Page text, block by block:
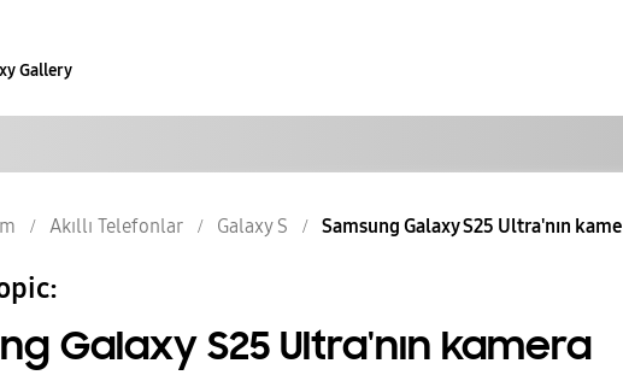
Gallery
Akıllı Telefonlar Galaxy S Samsung Galaxy S25 Ultra'nın
Galaxy S25 Ultra'nın kamera